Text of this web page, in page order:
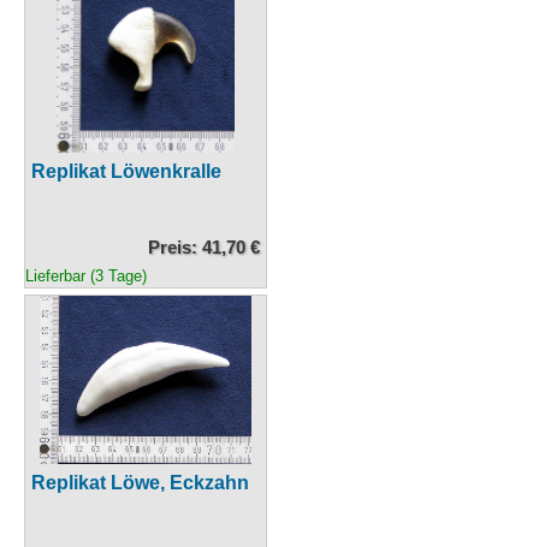
Replikat Löwenkralle
Preis: 41,70 €
Lieferbar (3 Tage)
Replikat Löwe, Eckzahn